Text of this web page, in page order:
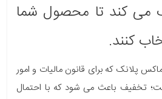
می کند تا محصول شما
کنند.
پلانک که برای قانون مالیات و امور
تخفیف باعث می شود که با احتمال